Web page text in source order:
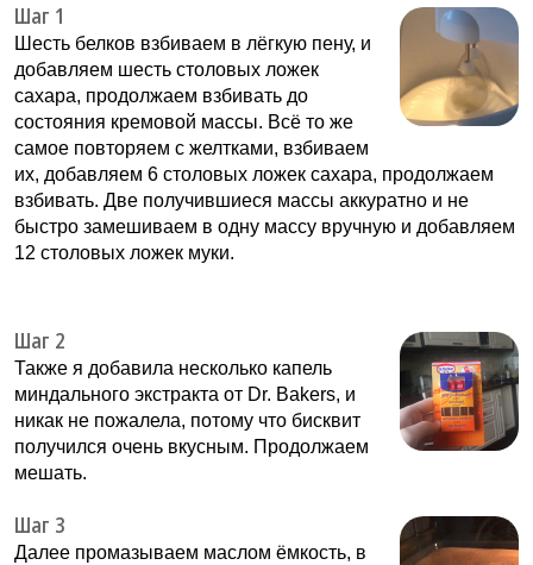
Шаг 1
Шесть белков взбиваем в лёгкую пену, и
добавляем шесть столовых ложек
сахара, продолжаем взбивать до
состояния кремовой массы. Всё то же
самое повторяем с желтками, взбиваем
их, добавляем 6 столовых ложек сахара, продолжаем
взбивать. Две получившиеся массы аккуратно и не
быстро замешиваем в одну массу вручную и добавляем
12 столовых ложек муки.
Шаг 2
Также я добавила несколько капель
миндального экстракта от Dr. Bakers, и
никак не пожалела, потому что бисквит
получился очень вкусным. Продолжаем
мешать.
Шаг 3
Далее промазываем маслом ёмкость, в